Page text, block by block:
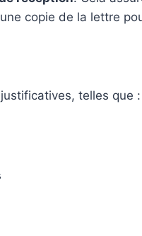
copie de la lettre
telles que :